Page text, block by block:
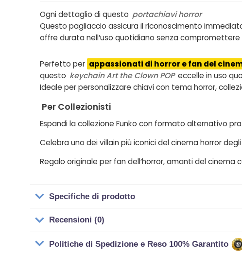
Ogni dettaglio di questo portachiavi horror
Questo pagliaccio assicura il riconoscimento
offre durata nell’uso quotidiano senza
Perfetto per appassionati di horror e fan del
questo keychain Art the Clown POP eccelle in uso
Ideale per personalizzare chiavi con tema horror,
Per Collezionisti
Espandi la collezione Funko con formato alternativo
Celebra uno dei villain più iconici del cinema horror
Regalo originale per fan dell’horror, amanti del
Specifiche di prodotto
Recensioni (0)
Politiche di Spedizione e Reso 100% Garantito